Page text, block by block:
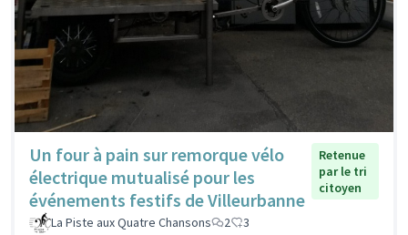
Un four à pain sur remorque vélo
électrique mutualisé pour les
événements festifs de Villeurbanne
Retenue
par le tri
citoyen
La Piste aux Quatre Chansons 2 3